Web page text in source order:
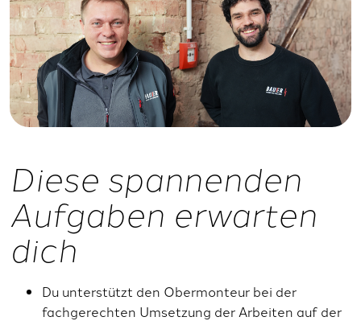
Diese spannenden
Aufgaben erwarten
dich
Du unterstützt den Obermonteur bei der
fachgerechten Umsetzung der Arbeiten auf der